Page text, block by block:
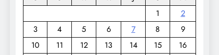
1
2
3
4 5 6 7 8
9
10
11 12 13 14 15
16